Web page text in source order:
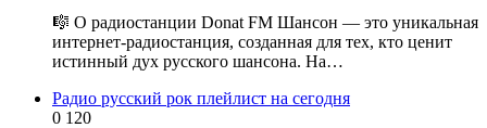
🎼 О радиостанции Donat FM Шансон — это уникальная
интернет-радиостанция, созданная для тех, кто ценит
истинный дух русского шансона. На…
Радио русский рок плейлист на сегодня
0 120